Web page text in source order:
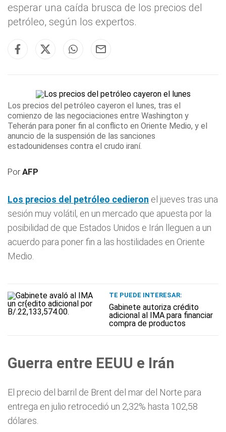
esperar una caída brusca de los precios del
petróleo, según los expertos.
Los precios del petróleo cayeron el lunes, tras el
comienzo de las negociaciones entre Washington y
Teherán para poner fin al conflicto en Oriente Medio, y el
anuncio de la suspensión de las sanciones
estadounidenses contra el crudo iraní.
PorAFP
Los precios del petróleo cedieron el jueves tras una
sesión muy volátil, en un mercado que apuesta por la
posibilidad de que Estados Unidos e Irán lleguen a un
acuerdo para poner fin a las hostilidades en Oriente
Medio.
TE PUEDE INTERESAR:
Gabinete autoriza crédito
adicional al IMA para financiar
compra de productos
Guerra entre EEUU e Irán
El precio del barril de Brent del mar del Norte para
entrega en julio retrocedió un 2,32% hasta 102,58
dólares.